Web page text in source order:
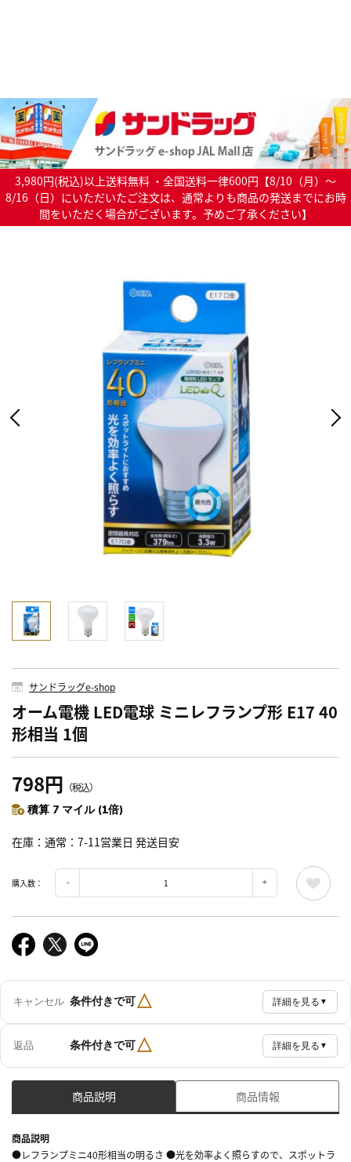
3,980円(税込)以上送料無料 ・全国送料一律600円【8/10（月）～
8/16（日）にいただいたご注文は、通常よりも商品の発送までにお時
間をいただく場合がございます。予めご了承ください】
サンドラッグe-shop
オーム電機 LED電球 ミニレフランプ形 E17 40
形相当 1個
798円 （税込）
積算 7 マイル (1倍)
在庫 通常：7-11営業日 発送目安
購入数：
キャンセル 条件付きで可△ 詳細を見る ▼
返品 条件付きで可△ 詳細を見る ▼
商品説明 商品情報
商品説明
●レフランプミニ40形相当の明るさ ●光を効率よく照らすので、スポットラ